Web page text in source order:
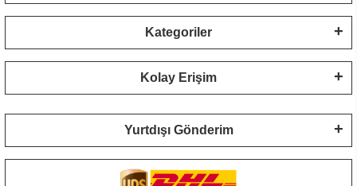
Kategoriler
Kolay Erişim
Yurtdışı Gönderim